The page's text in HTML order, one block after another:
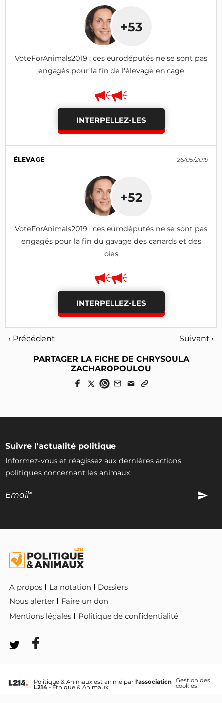
+53
VoteForAnimals2019 : ces eurodéputés ne se sont pas
engagés pour la fin de l'élevage en cage
INTERPELLEZ-LES
ÉLEVAGE 26/05/2019
+52
VoteForAnimals2019 : ces eurodéputés ne se sont pas
engagés pour la fin du gavage des canards et des
oies
INTERPELLEZ-LES
‹ Précédent Suivant ›
PARTAGER LA FICHE DE CHRYSOULA
ZACHAROPOULOU
Suivre l'actualité politique
Informez-vous et réagissez aux dernières actions
politiques concernant les animaux.
A propos La notation
Dossiers
Nous alerter
Faire un don
Mentions légales
Politique de confidentialité
Politique & Animaux est animé parl'association
L214 - Éthique & Animaux.
Gestion des
cookies